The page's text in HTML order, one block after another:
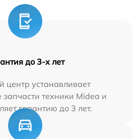
до 3-х лет
центр устанавливает
техники Midea и
гарантию до 3 лет.